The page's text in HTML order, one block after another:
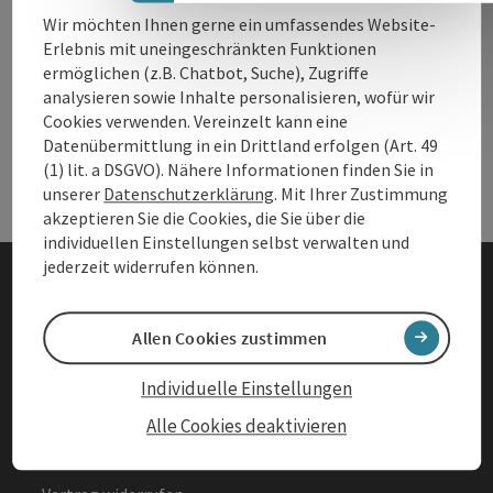
Andere Webseiten
Services
Impressum
Datenschutz
Barrierefreiheitserklärung
Wir möchten Ihnen gerne ein umfassendes Website-
Erlebnis mit uneingeschränkten Funktionen
ermöglichen (z.B. Chatbot, Suche), Zugriffe
analysieren sowie Inhalte personalisieren, wofür wir
Cookies verwenden. Vereinzelt kann eine
Datenübermittlung in ein Drittland erfolgen (Art. 49
(1) lit. a DSGVO). Nähere Informationen finden Sie in
unserer Datenschutzerklärung. Mit Ihrer Zustimmung
akzeptieren Sie die Cookies, die Sie über die
individuellen Einstellungen selbst verwalten und
jederzeit widerrufen können.
Alle Cookies deaktivieren
Individuelle Einstellungen
Allen Cookies zustimmen